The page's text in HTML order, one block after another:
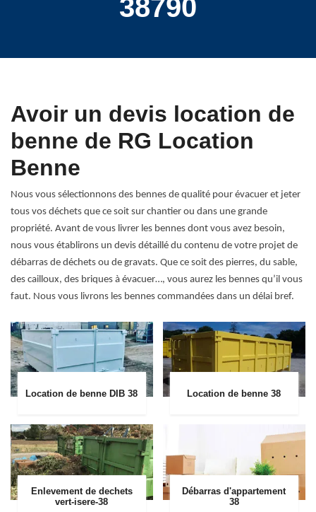
38790
Avoir un devis location de
benne de RG Location
Benne
Nous vous sélectionnons des bennes de qualité pour évacuer et jeter
tous vos déchets que ce soit sur chantier ou dans une grande
propriété. Avant de vous livrer les bennes dont vous avez besoin,
nous vous établirons un devis détaillé du contenu de votre projet de
débarras de déchets ou de gravats. Que ce soit des pierres, du sable,
des cailloux, des briques à évacuer…, vous aurez les bennes qu’il vous
faut. Nous vous livrons les bennes commandées dans un délai bref.
Location de benne DIB 38 Location de benne 38
Enlevement de dechets
vert-isere-38
Débarras d'appartement
38